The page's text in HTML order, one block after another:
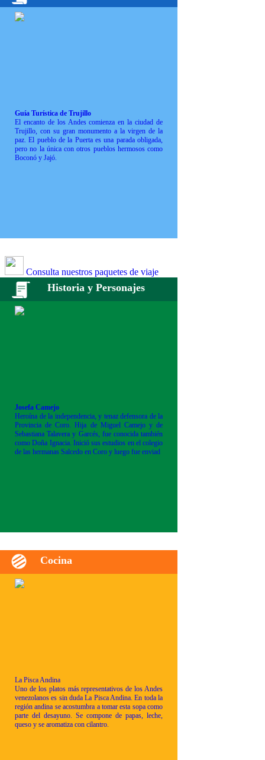
Guía Turística de Trujillo
El encanto de los Andes comienza en la ciudad de
Trujillo, con su gran monumento a la virgen de la
paz. El pueblo de la Puerta es una parada obligada,
pero no la única con otros pueblos hermosos como
Boconó y Jajó.
Consulta nuestros paquetes de viaje
Historia y Personajes
Josefa Camejo
Heroína de la independencia, y tenaz defensora de la
Provincia de Coro. Hija de Miguel Camejo y de
Sebastiana Talavera y Garcés, fue conocida también
como Doña Ignacia. Inició sus estudios en el colegio
de las hermanas Salcedo en Coro y luego fue enviad
Cocina
La Pisca Andina
Uno de los platos más representativos de los Andes
venezolanos es sin duda La Pisca Andina. En toda la
región andina se acostumbra a tomar esta sopa como
parte del desayuno. Se compone de papas, leche,
queso y se aromatiza con cilantro.